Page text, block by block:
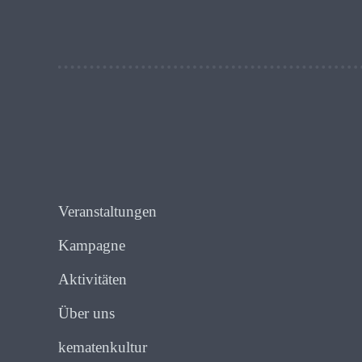
Veranstaltungen
Kampagne
Aktivitäten
Über uns
kematenkultur